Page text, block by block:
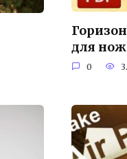
для
0